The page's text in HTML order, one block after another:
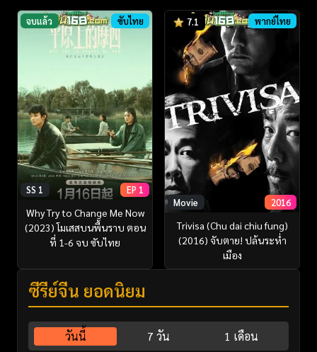
จบแล้ว ซับไทย
SS 1 EP 1
Why Try to Change Me Now
(2023) โมเสสบนพื้นราบ ตอน
ที่ 1-6 จบ ซับไทย
7.1 พากย์ไทย
Movie 2016
Trivisa (Chu dai chiu fung)
(2016) จับตาย! ปล้นระห่ำ
เมือง
ซีรี่ย์จีน ยอดนิยม
วันนี้ 7 วัน 1 เดือน